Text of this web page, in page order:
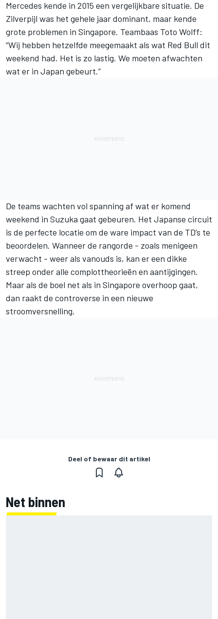
Mercedes kende in 2015 een vergelijkbare situatie. De
Zilverpijl was het gehele jaar dominant, maar kende
grote problemen in Singapore. Teambaas Toto Wolff:
“Wij hebben hetzelfde meegemaakt als wat Red Bull dit
weekend had. Het is zo lastig. We moeten afwachten
wat er in Japan gebeurt.”
De teams wachten vol spanning af wat er komend
weekend in Suzuka gaat gebeuren. Het Japanse circuit
is de perfecte locatie om de ware impact van de TD’s te
beoordelen. Wanneer de rangorde - zoals menigeen
verwacht - weer als vanouds is, kan er een dikke
streep onder alle complottheorieën en aantijgingen.
Maar als de boel net als in Singapore overhoop gaat,
dan raakt de controverse in een nieuwe
stroomversnelling.
Deel of bewaar dit artikel
Net binnen